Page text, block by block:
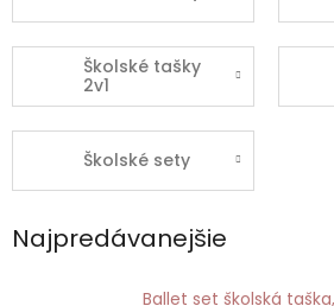
Školské tašky
2v1
Školské sety
Najpredávanejšie
Ballet set školská